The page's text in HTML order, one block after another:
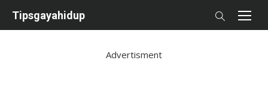
Tipsgayahidup
Advertisment